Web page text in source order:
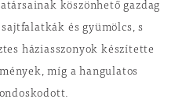
köszönhető gazdag
és gyümölcs, s
háziasszonyok készítette
míg a hangulatos